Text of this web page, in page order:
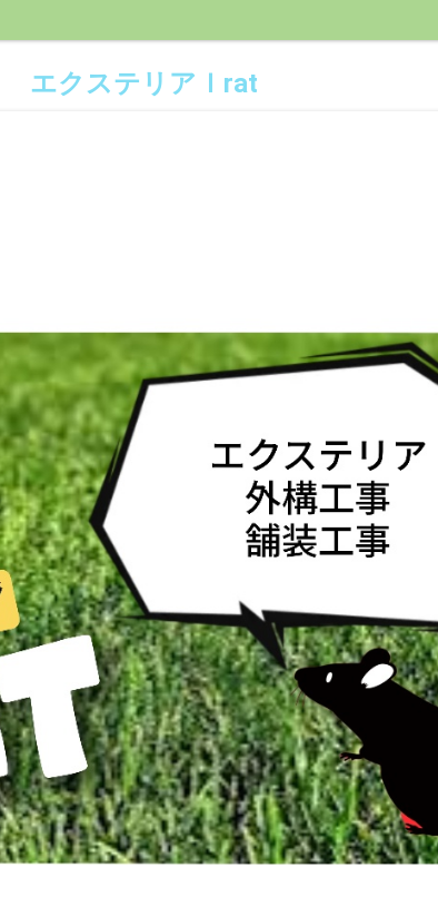
エクステリアＩrat